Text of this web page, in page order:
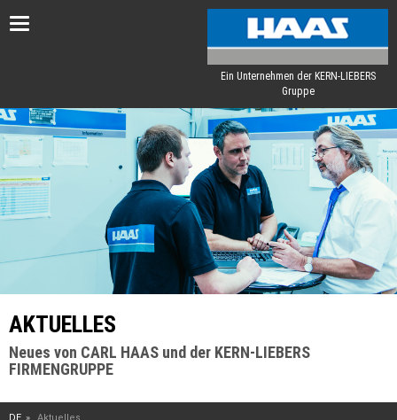
Toggle
Ein Unternehmen der KERN-LIEBERS
Gruppe
AKTUELLES
Neues von CARL HAAS und der KERN-LIEBERS
FIRMENGRUPPE